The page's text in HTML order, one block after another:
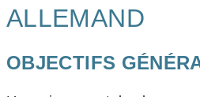
ALLEMAND
OBJECTIFS